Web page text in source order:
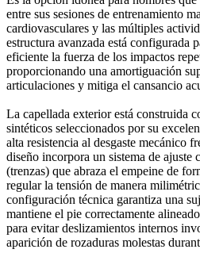
entre sus sesiones de entrenamiento
cardiovasculares y las múltiples
estructura avanzada está configurada
eficiente la fuerza de los impactos
proporcionando una amortiguación
articulaciones y mitiga el cansancio
La capellada exterior está construida
sintéticos seleccionados por su
alta resistencia al desgaste mecánico
diseño incorpora un sistema de ajuste
(trenzas) que abraza el empeine de
regular la tensión de manera
configuración técnica garantiza una
mantiene el pie correctamente
para evitar deslizamientos internos
aparición de rozaduras molestas